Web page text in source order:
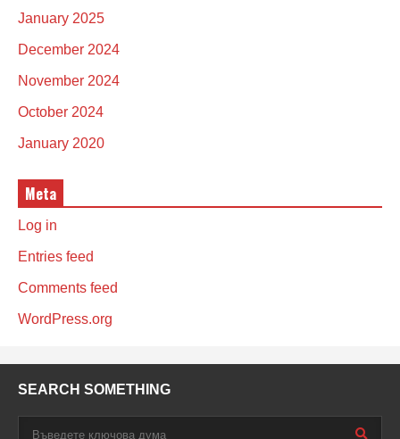
January 2025
December 2024
November 2024
October 2024
January 2020
Meta
Log in
Entries feed
Comments feed
WordPress.org
SEARCH SOMETHING